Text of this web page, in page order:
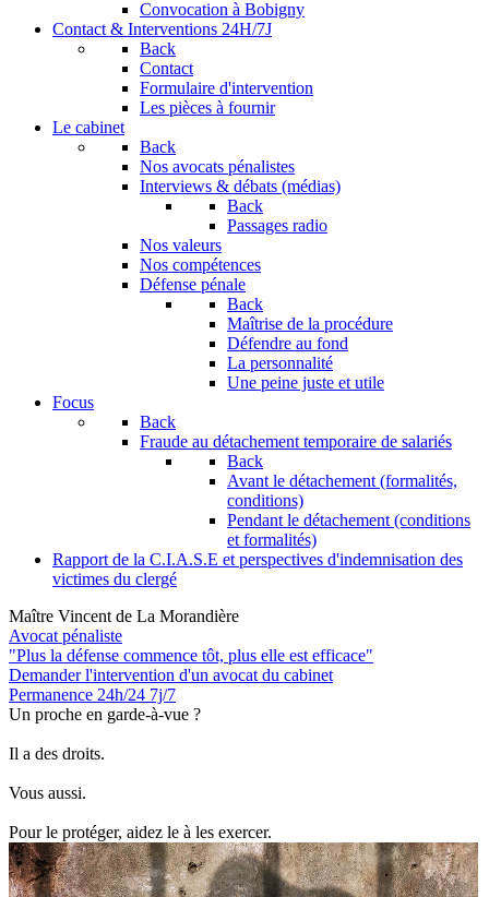
Convocation à Bobigny
Contact & Interventions 24H/7J
Back
Contact
Formulaire d'intervention
Les pièces à fournir
Le cabinet
Back
Nos avocats pénalistes
Interviews & débats (médias)
Back
Passages radio
Nos valeurs
Nos compétences
Défense pénale
Back
Maîtrise de la procédure
Défendre au fond
La personnalité
Une peine juste et utile
Focus
Back
Fraude au détachement temporaire de salariés
Back
Avant le détachement (formalités,
conditions)
Pendant le détachement (conditions
et formalités)
Rapport de la C.I.A.S.E et perspectives d'indemnisation des
victimes du clergé
Maître Vincent de La Morandière
Avocat pénaliste
"Plus la défense commence tôt, plus elle est efficace"
Demander l'intervention d'un avocat du cabinet
Permanence 24h/24 7j/7
Un proche en garde-à-vue ?
Il a des droits.
Vous aussi.
Pour le protéger, aidez le à les exercer.